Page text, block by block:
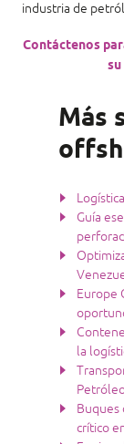
industria de
Contáctenos
Más
Guía
Europe
la
Buques
crítico